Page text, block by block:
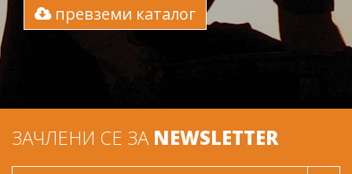
превземи каталог
ЗАЧЛЕНИ СЕ ЗА NEWSLETTER